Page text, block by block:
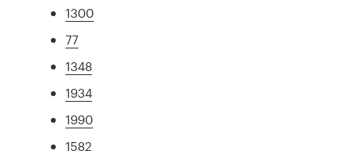
1300
77
1348
1934
1990
1582